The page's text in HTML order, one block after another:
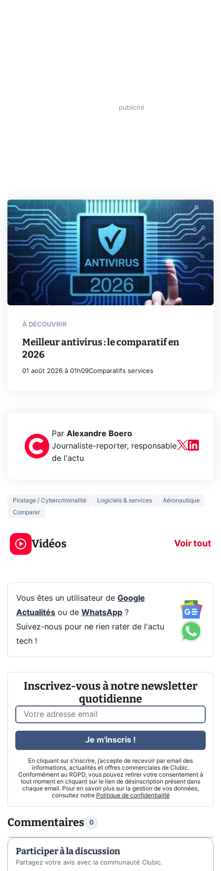
À DÉCOUVRIR
Meilleur antivirus : le comparatif en
2026
01 août 2026 à 01h09Comparatifs services
Par Alexandre Boero
Journaliste-reporter, responsable
de l'actu
Piratage / Cybercriminalité Logiciels & services
Aéronautique
Comparer
Vidéos Voir tout
5 générations de
jeux dans la
prochaine Xbox !
navigation
Vous êtes un utilisateur de Google
Actualitésou de WhatsApp?
Suivez-nous pour ne rien rater de l'actu
tech !
Inscrivez-vous à notre newsletter
quotidienne
En cliquant sur s'inscrire, j’accepte de recevoir par email des
informations, actualités et offres commerciales de Clubic.
Conformément au RGPD, vous pouvez retirer votre consentement à
tout moment en cliquant sur le lien de désinscription présent dans
chaque email. Pour en savoir plus sur la gestion de vos données,
consultez notre Politique de confidentialité
Je m'inscris !
Commentaires 0
Participer à la discussion
Partagez votre avis avec la communauté Clubic.